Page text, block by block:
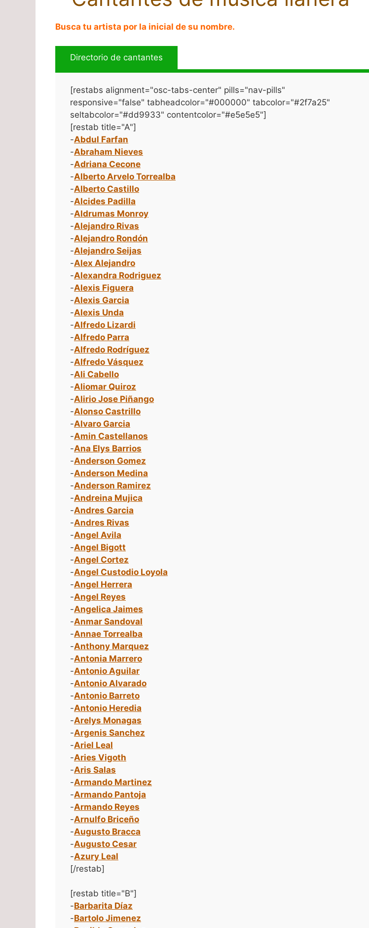
Busca tu artista por la inicial de su nombre.
Directorio de cantantes
[restabs alignment="osc-tabs-center" pills="nav-pills"
responsive="false" tabheadcolor="#000000" tabcolor="#2f7a25"
seltabcolor="#dd9933" contentcolor="#e5e5e5"]
[restab title="A"]
-Abdul Farfan
-Abraham Nieves
-Adriana Cecone
-Alberto Arvelo Torrealba
-Alberto Castillo
-Alcides Padilla
-Aldrumas Monroy
-Alejandro Rivas
-Alejandro Rondón
-Alejandro Seijas
-Alex Alejandro
-Alexandra Rodriguez
-Alexis Figuera
-Alexis Garcia
-Alexis Unda
-Alfredo Lizardi
-Alfredo Parra
-Alfredo Rodríguez
-Alfredo Vásquez
-Ali Cabello
-Aliomar Quiroz
-Alirio Jose Piñango
-Alonso Castrillo
-Alvaro Garcia
-Amin Castellanos
-Ana Elys Barrios
-Anderson Gomez
-Anderson Medina
-Anderson Ramirez
-Andreina Mujica
-Andres Garcia
-Andres Rivas
-Angel Avila
-Angel Bigott
-Angel Cortez
-Angel Custodio Loyola
-Angel Herrera
-Angel Reyes
-Angelica Jaimes
-Anmar Sandoval
-Annae Torrealba
-Anthony Marquez
-Antonia Marrero
-Antonio Aguilar
-Antonio Alvarado
-Antonio Barreto
-Antonio Heredia
-Arelys Monagas
-Argenis Sanchez
-Ariel Leal
-Aries Vigoth
-Aris Salas
-Armando Martinez
-Armando Pantoja
-Armando Reyes
-Arnulfo Briceño
-Augusto Bracca
-Augusto Cesar
-Azury Leal
[/restab]
[restab title="B"]
-Barbarita Díaz
-Bartolo Jimenez